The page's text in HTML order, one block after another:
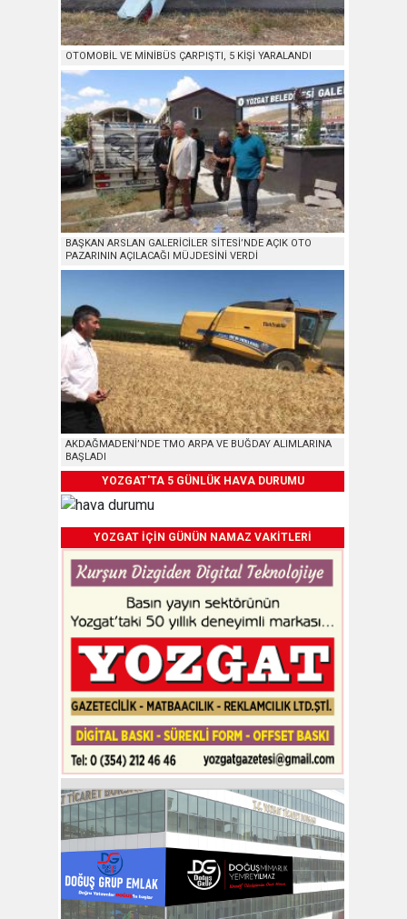
OTOMOBİL VE MİNİBÜS ÇARPIŞTI, 5 KİŞİ YARALANDI
BAŞKAN ARSLAN GALERİCİLER SİTESİ’NDE AÇIK OTO
PAZARININ AÇILACAĞI MÜJDESİNİ VERDİ
AKDAĞMADENİ’NDE TMO ARPA VE BUĞDAY ALIMLARINA
BAŞLADI
YOZGAT'TA 5 GÜNLÜK HAVA DURUMU
YOZGAT İÇİN GÜNÜN NAMAZ VAKİTLERİ